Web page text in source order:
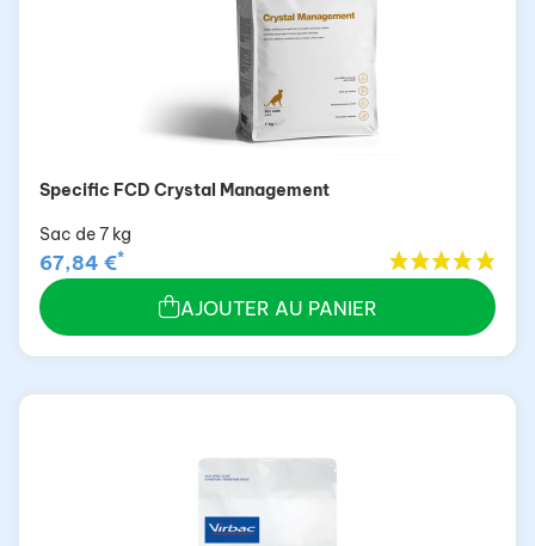
Specific FCD Crystal Management
Sac de 7 kg
67,84 €*
AJOUTER AU PANIER